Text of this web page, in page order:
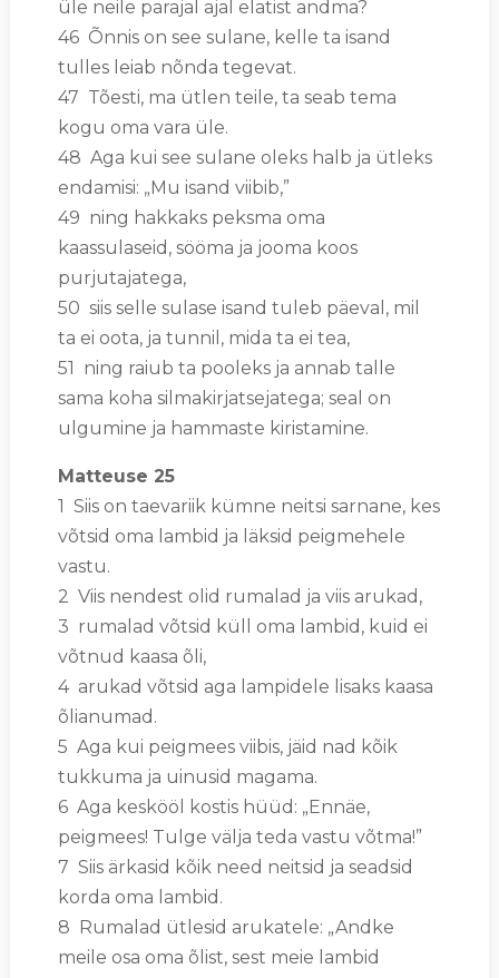
üle neile parajal ajal elatist andma?
46 Õnnis on see sulane, kelle ta isand
tulles leiab nõnda tegevat.
47 Tõesti, ma ütlen teile, ta seab tema
kogu oma vara üle.
48 Aga kui see sulane oleks halb ja ütleks
endamisi: „Mu isand viibib,”
49 ning hakkaks peksma oma
kaassulaseid, sööma ja jooma koos
purjutajatega,
50 siis selle sulase isand tuleb päeval, mil
ta ei oota, ja tunnil, mida ta ei tea,
51 ning raiub ta pooleks ja annab talle
sama koha silmakirjatsejatega; seal on
ulgumine ja hammaste kiristamine.
Matteuse 25
1 Siis on taevariik kümne neitsi sarnane, kes
võtsid oma lambid ja läksid peigmehele
vastu.
2 Viis nendest olid rumalad ja viis arukad,
3 rumalad võtsid küll oma lambid, kuid ei
võtnud kaasa õli,
4 arukad võtsid aga lampidele lisaks kaasa
õlianumad.
5 Aga kui peigmees viibis, jäid nad kõik
tukkuma ja uinusid magama.
6 Aga keskööl kostis hüüd: „Ennäe,
peigmees! Tulge välja teda vastu võtma!”
7 Siis ärkasid kõik need neitsid ja seadsid
korda oma lambid.
8 Rumalad ütlesid arukatele: „Andke
meile osa oma õlist, sest meie lambid